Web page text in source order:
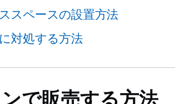
スペースの設置方法
対処する方法
で販売する方法